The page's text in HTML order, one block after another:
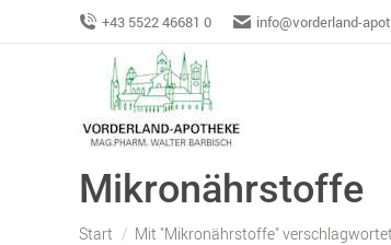
+43 5522 46681 0 info@vorderland-
Mikronährstoffe
Sie befinden sich hier:
Start Mit "Mikronährstoffe"